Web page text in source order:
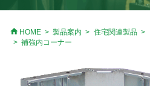
home HOME 製品案内 住宅関連製品
補強内コーナー